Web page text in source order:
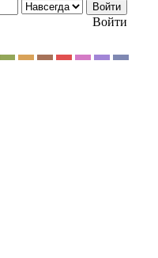
Войти